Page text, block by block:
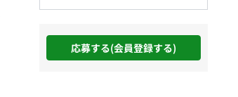
応募する(会員登録する)